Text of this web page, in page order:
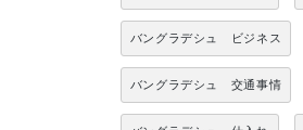
バングラデシュ ビジネス
バングラデシュ 交通事情